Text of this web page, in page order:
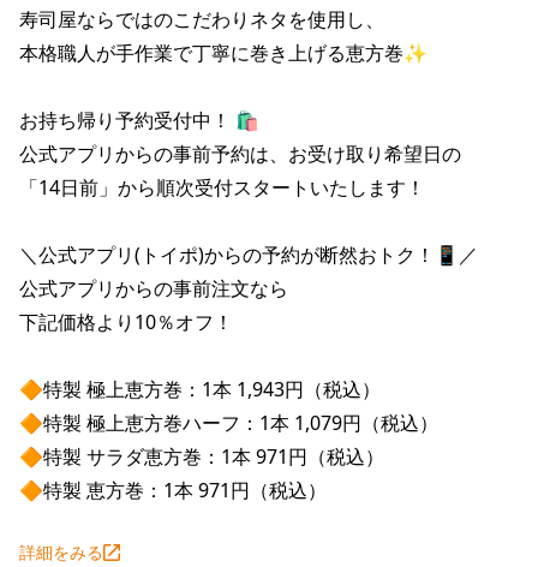
や台や
海老どて食堂
華花
IRライブラリトップ
決算短信
決算説明資料
有価証券報告書等法定開示資料
株主通信
その他IR資料
適時開示資料
IRカレンダー
株主優待
電子公告
FAQ
IRお問い合わせ
サイトマップ
寿司屋ならではのこだわりネタを使用し、
本格職人が手作業で丁寧に巻き上げる恵方巻✨
お持ち帰り予約受付中！ 🛍️
公式アプリからの事前予約は、お受け取り希望日の
「14日前」から順次受付スタートいたします！
＼公式アプリ(トイポ)からの予約が断然おトク！📱／
公式アプリからの事前注文なら
下記価格より10％オフ！
🔶特製 極上恵方巻：1本 1,943円（税込）
🔶特製 極上恵方巻ハーフ：1本 1,079円（税込）
🔶特製 サラダ恵方巻：1本 971円（税込）
🔶特製 恵方巻：1本 971円（税込）
詳細をみる